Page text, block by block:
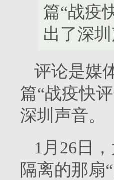
篇“战疫
出了深圳
评论是媒
篇“战疫快
深圳声音。
1月26日
隔离的那扇